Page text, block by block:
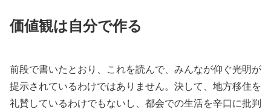
価値観は自分で作る
前段で書いたとおり、これを読んで、みんなが仰ぐ光明が
提示されているわけではありません。決して、地方移住を
礼賛しているわけでもないし、都会での生活を辛口に批判